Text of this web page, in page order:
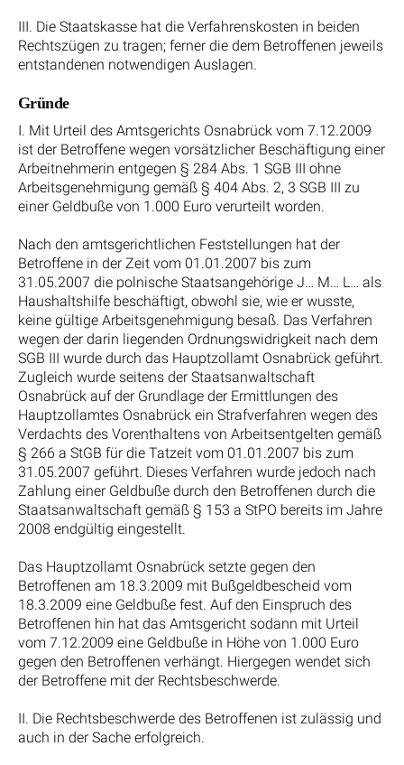
III. Die Staatskasse hat die Verfahrenskosten in beiden
Rechtszügen zu tragen; ferner die dem Betroffenen jeweils
entstandenen notwendigen Auslagen.
Gründe
I. Mit Urteil des Amtsgerichts Osnabrück vom 7.12.2009
ist der Betroffene wegen vorsätzlicher Beschäftigung einer
Arbeitnehmerin entgegen § 284 Abs. 1 SGB III ohne
Arbeitsgenehmigung gemäß § 404 Abs. 2, 3 SGB III zu
einer Geldbuße von 1.000 Euro verurteilt worden.
Nach den amtsgerichtlichen Feststellungen hat der
Betroffene in der Zeit vom 01.01.2007 bis zum
31.05.2007 die polnische Staatsangehörige J… M… L… als
Haushaltshilfe beschäftigt, obwohl sie, wie er wusste,
keine gültige Arbeitsgenehmigung besaß. Das Verfahren
wegen der darin liegenden Ordnungswidrigkeit nach dem
SGB III wurde durch das Hauptzollamt Osnabrück geführt.
Zugleich wurde seitens der Staatsanwaltschaft
Osnabrück auf der Grundlage der Ermittlungen des
Hauptzollamtes Osnabrück ein Strafverfahren wegen des
Verdachts des Vorenthaltens von Arbeitsentgelten gemäß
§ 266 a StGB für die Tatzeit vom 01.01.2007 bis zum
31.05.2007 geführt. Dieses Verfahren wurde jedoch nach
Zahlung einer Geldbuße durch den Betroffenen durch die
Staatsanwaltschaft gemäß § 153 a StPO bereits im Jahre
2008 endgültig eingestellt.
Das Hauptzollamt Osnabrück setzte gegen den
Betroffenen am 18.3.2009 mit Bußgeldbescheid vom
18.3.2009 eine Geldbuße fest. Auf den Einspruch des
Betroffenen hin hat das Amtsgericht sodann mit Urteil
vom 7.12.2009 eine Geldbuße in Höhe von 1.000 Euro
gegen den Betroffenen verhängt. Hiergegen wendet sich
der Betroffene mit der Rechtsbeschwerde.
II. Die Rechtsbeschwerde des Betroffenen ist zulässig und
auch in der Sache erfolgreich.